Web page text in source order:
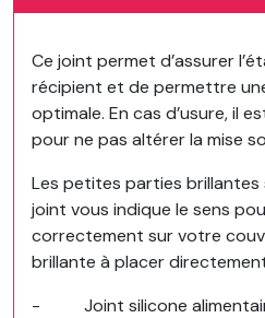
Ce joint permet d’assurer
récipient et de permettre
optimale. En cas d’usure, il
pour ne pas altérer la mise
Les petites parties brillantes
joint vous indique le sens
correctement sur votre
brillante à placer
- Joint silicone